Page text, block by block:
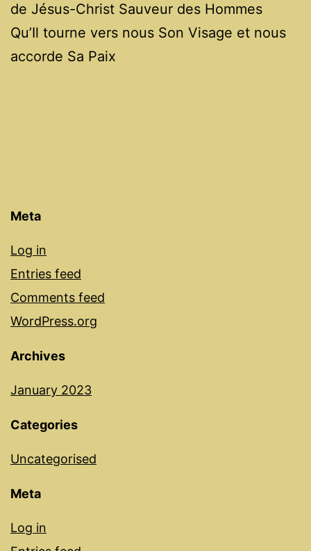
de Jésus-Christ Sauveur des Hommes
Qu’Il tourne vers nous Son Visage et nous
accorde Sa Paix
Meta
Log in
Entries feed
Comments feed
WordPress.org
Archives
January 2023
Categories
Uncategorised
Meta
Log in